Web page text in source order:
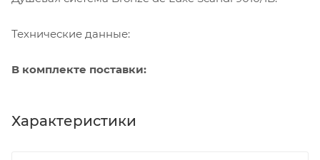
Технические данные:
В комплекте поставки:
Характеристики